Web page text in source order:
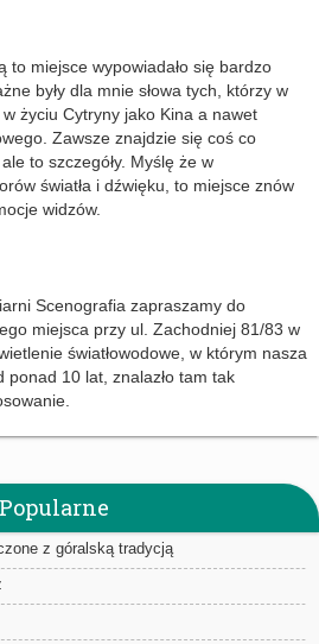
to miejsce wypowiadało się bardzo
były dla mnie słowa tych, którzy w
życiu Cytryny jako Kina a nawet
Zawsze znajdzie się coś co
to szczegóły. Myślę że w
światła i dźwięku, to miejsce znów
widzów.
Scenografia zapraszamy do
miejsca przy ul. Zachodniej 81/83 w
światłowodowe, w którym nasza
10 lat, znalazło tam tak
Popularne
z góralską tradycją